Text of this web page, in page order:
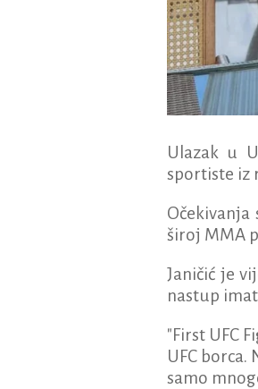
Ulazak u
sportiste iz
široj MMA
Janičić je
nastup
"First UFC
UFC
samo